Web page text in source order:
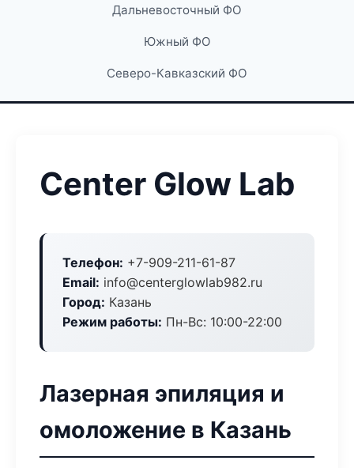
Дальневосточный ФО
Южный ФО
Северо-Кавказский ФО
Center Glow Lab
Телефон: +7-909-211-61-87
Email: info@centerglowlab982.ru
Город: Казань
Режим работы: Пн-Вс: 10:00-22:00
Лазерная эпиляция и
омоложение в Казань